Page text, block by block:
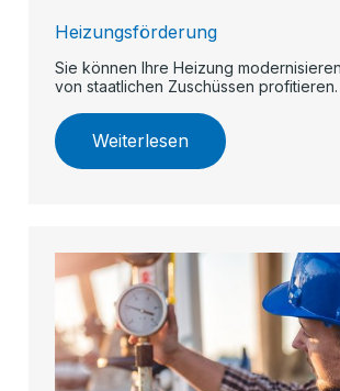
Heizungsförderung
Sie können Ihre Heizung
von staatlichen Zuschüssen profitieren.
Weiterlesen